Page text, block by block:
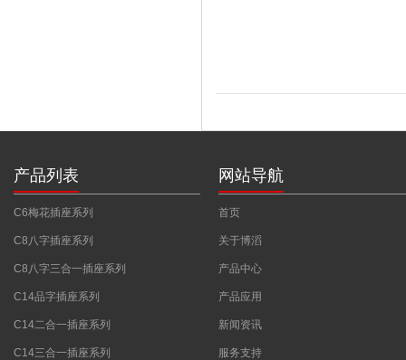
产品列表
C6梅花插座系列
C8八字插座系列
C8八字三合一插座系列
C14品字插座系列
C14二合一插座系列
C14三合一插座系列
网站导航
首页
关于博滔
产品中心
产品应用
新闻资讯
服务支持